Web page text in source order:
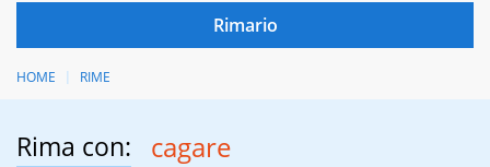
HOME RIME
Rima con: cagare